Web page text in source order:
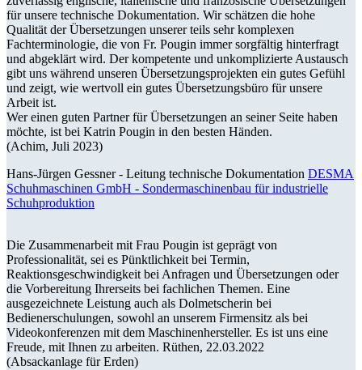
für unsere technische Dokumentation. Wir schätzen die hohe
Qualität der Übersetzungen unserer teils sehr komplexen
Fachterminologie, die von Fr. Pougin immer sorgfältig hinterfragt
und abgeklärt wird. Der kompetente und unkomplizierte Austausch
gibt uns während unseren Übersetzungsprojekten ein gutes Gefühl
und zeigt, wie wertvoll ein gutes Übersetzungsbüro für unsere
Arbeit ist.
Wer einen guten Partner für Übersetzungen an seiner Seite haben
möchte, ist bei Katrin Pougin in den besten Händen.
(Achim, Juli 2023)
Hans-Jürgen Gessner - Leitung technische Dokumentation DESMA
Schuhmaschinen GmbH - Sondermaschinenbau für industrielle
Schuhproduktion
Die Zusammenarbeit mit Frau Pougin ist geprägt von
Professionalität, sei es Pünktlichkeit bei Termin,
Reaktionsgeschwindigkeit bei Anfragen und Übersetzungen oder
die Vorbereitung Ihrerseits bei fachlichen Themen. Eine
ausgezeichnete Leistung auch als Dolmetscherin bei
Bedienerschulungen, sowohl an unserem Firmensitz als bei
Videokonferenzen mit dem Maschinenhersteller. Es ist uns eine
Freude, mit Ihnen zu arbeiten. Rüthen, 22.03.2022
(Absackanlage für Erden)